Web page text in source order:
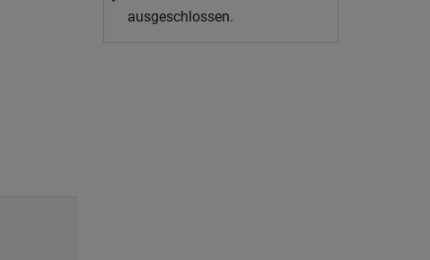
ausgeschlossen.